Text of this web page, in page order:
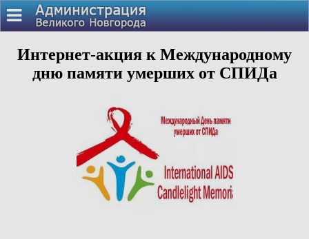
Интернет-акция к Международному
дню памяти умерших от СПИДа